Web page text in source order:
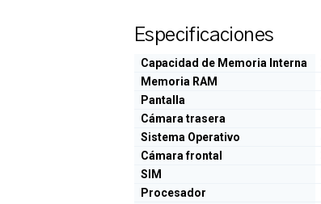
Especificaciones
Capacidad de Memoria Interna
Memoria RAM
Pantalla
Cámara trasera
Sistema Operativo
Cámara frontal
SIM
Procesador